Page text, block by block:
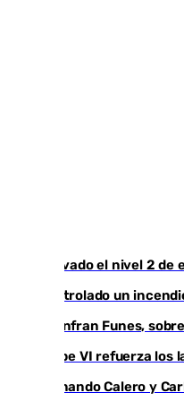
Activado el nivel 2
Controlado un
Juanfran Funes,
Felipe VI refuerza
Fernando Calero y